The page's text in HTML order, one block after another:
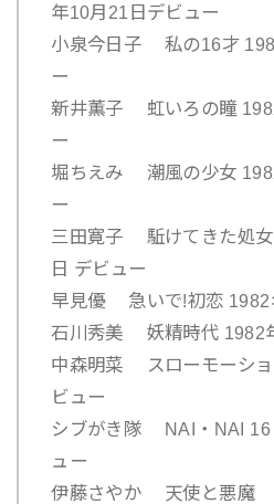
年10月21日デビュー
小泉今日子 私の16才
ー
新井薫子 虹いろの瞳
ー
堀ちえみ 潮風の少女
ー
三田寛子 駈けてきた処女
日 デビュー
早見優 急いで!初恋 1982
石川秀美 妖精時代 1982
中森明菜 スローモーショ
ビュー
シブがき隊 NAI・NAI 16
ュー
伊藤さやか 天使と悪魔